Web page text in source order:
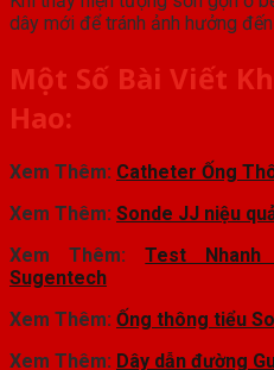
dây mới để tránh ảnh hưởng
Một Số Bài Viết
Hao:
Xem Thêm: Catheter Ống
Xem Thêm: Sonde JJ niệu
Xem Thêm:Test
Sugentech
Xem Thêm: Ống thông tiểu
Xem Thêm: Dây dẫn đường